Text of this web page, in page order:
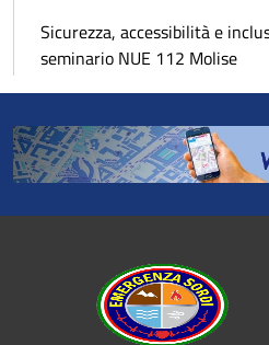
Sicurezza, accessibilità e
seminario NUE 112 Molise